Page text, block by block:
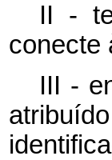
II -
conecte
III -